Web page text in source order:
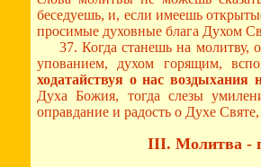
беседуешь, и, если имеешь
просимые духовные блага Духом
37. Когда станешь на молитву,
упованием, духом горящим,
ходатайствуя о нас воздыхания
Духа Божия, тогда слезы
оправдание и радость о Духе
III. Молитва -